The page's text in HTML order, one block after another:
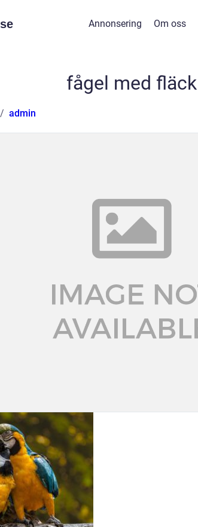
se Annonsering Om oss
fågel med fläck
admin